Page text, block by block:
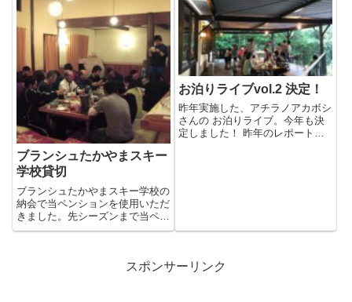
ブランシュたかやまスキー
学校貸切
ブランシュたかやまスキー学校の
納会で当ペンションを使用いただ
きました。先シーズンまで当ペン
ションをスキースクールの寮と
お泊りライブvol.2 決定！
昨年実施した、アチラノアカボシ
さんの お泊りライブ。今年も決
定しました！ 昨年のレポート日
スポンサーリンク